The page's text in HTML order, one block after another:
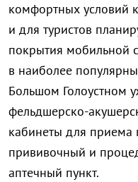
комфортных условий
и для туристов
покрытия мобильной
в наиболее
Большом Голоустном
фельдшерско-
кабинеты для приема
прививочный и
аптечный пункт.